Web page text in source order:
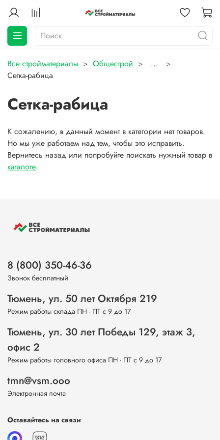
Все стройматериалы Общестрой
...
Сетка-рабица
Сетка-рабица
К сожалению, в данный момент в категории нет товаров.
Но мы уже работаем над тем, чтобы это исправить.
Вернитесь назад или попробуйте поискать нужный товар в
каталоге.
8 (800) 350-46-36
Звонок бесплатный
Тюмень, ул. 50 лет Октября 219
Режим работы склада ПН - ПТ с 9 до 17
Тюмень, ул. 30 лет Победы 129, этаж 3,
офис 2
Режим работы головного офиса ПН - ПТ с 9 до 17
tmn@vsm.ooo
Электронная почта
Оставайтесь на связи